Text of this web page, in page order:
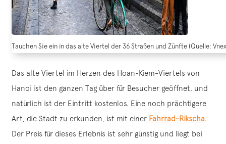
Tauchen Sie ein in das alte Viertel der 36 Straßen und Zünfte (Quelle:
Das alte Viertel im Herzen des Hoan-Kiem-Viertels von
Hanoi ist den ganzen Tag über für Besucher geöffnet, und
natürlich ist der Eintritt kostenlos. Eine noch prächtigere
Art, die Stadt zu erkunden, ist mit einer Fahrrad-Rikscha.
Der Preis für dieses Erlebnis ist sehr günstig und liegt bei